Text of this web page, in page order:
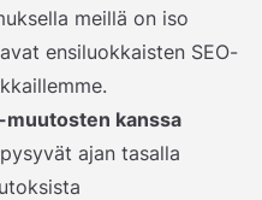
meillä on iso
ensiluokkaisten SEO-
muutosten kanssa
ajan tasalla